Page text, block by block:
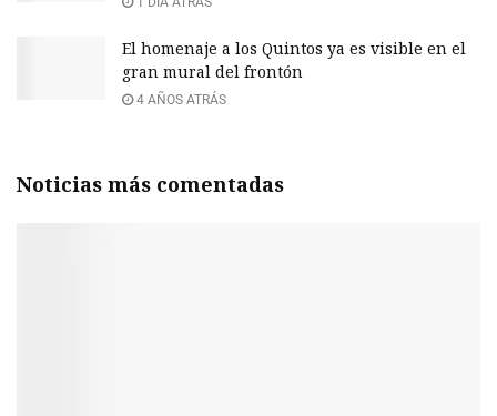
El homenaje a los Quintos ya es visible en el
gran mural del frontón
4 AÑOS ATRÁS
Noticias más comentadas